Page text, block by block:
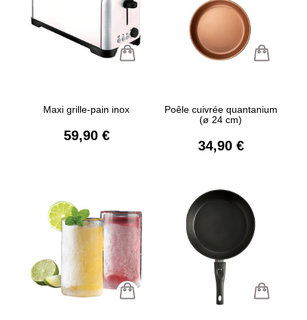
Maxi grille-pain inox
59,90 €
Poêle cuivrée quantanium
(ø 24 cm)
34,90 €